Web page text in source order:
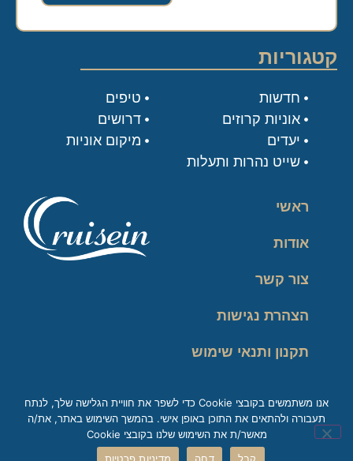
ראשי
אודות
צור קשר
הצהרת נגישות
תקנון ותנאי שימוש
זכות עיון במידע
קטגוריות
טיפים
דרושים
מיקום אוניות
חדשות
אוניות קרוזים
יעדים
שייט נהרות ותעלות
אנו משתמשים בקובצי Cookie כדי לשפר את חוויית הגלישה שלך, לנתח
תעבורה ולהתאים את התוכן באופן אישי. בהמשך השימוש באתר, את/ה
מאשר/ת את השימוש שלנו בקובצי Cookie
קבל
דחה מדיניות פרטיות